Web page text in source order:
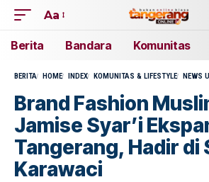
Aa
Berita Bandara Komunitas
BERITA HOME INDEX KOMUNITAS & LIFESTYLE NEWS
Brand Fashion
Jamise Syar’i
Tangerang, Hadir di
Karawaci